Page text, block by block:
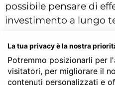
possibile pensare di
investimento a lungo
potrebbe
reddito , dandola in
affitti a breve termine.
La tua privacy è la nostra
Potremmo posizionarli per
visitatori, per migliorare il
contenuti personalizzati e